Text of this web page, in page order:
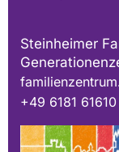
Steinheimer
+49 6181 61610